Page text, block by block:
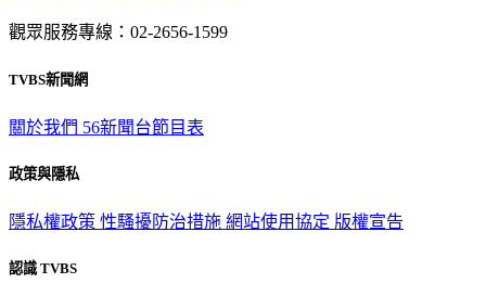
觀眾服務專線：02-2656-1599
TVBS新聞網
關於我們 56新聞台節目表
政策與隱私
隱私權政策 性騷擾防治措施 網站使用協定 版權宣告
認識 TVBS